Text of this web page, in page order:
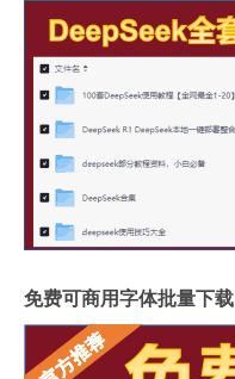
免费可商用字体批量下载